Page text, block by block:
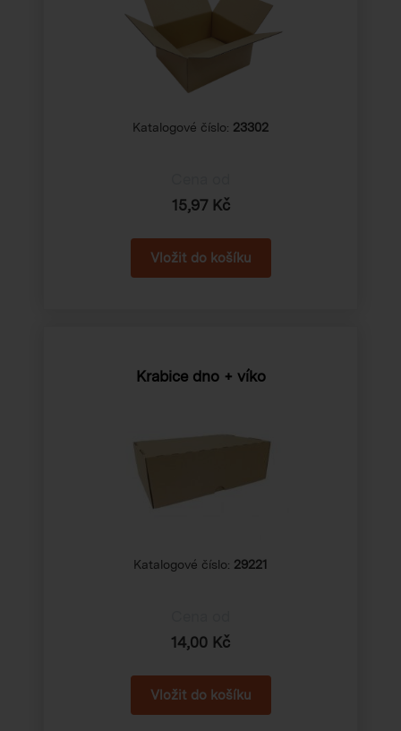
Katalogové číslo: 23302
15,97 Kč
Krabice dno + víko
Katalogové číslo: 29221
14,00 Kč